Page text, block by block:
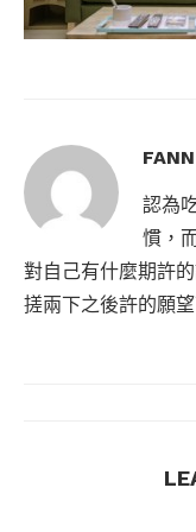
FANN
認為
慣，
對自己有什麼期許
搓兩下之後許的願